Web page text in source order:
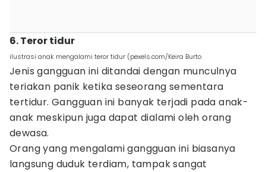
6. Teror tidur
ilustrasi anak mengalami teror tidur (pexels.com/Keira Burto
Jenis gangguan ini ditandai dengan munculnya
teriakan panik ketika seseorang sementara
tertidur. Gangguan ini banyak terjadi pada anak-
anak meskipun juga dapat dialami oleh orang
dewasa.
Orang yang mengalami gangguan ini biasanya
langsung duduk terdiam, tampak sangat